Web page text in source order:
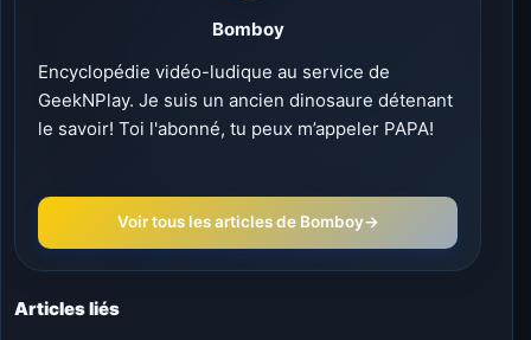
Bomboy
Encyclopédie vidéo-ludique au service de
GeekNPlay. Je suis un ancien dinosaure détenant
le savoir! Toi l'abonné, tu peux m’appeler PAPA!
Voir tous les articles de Bomboy→
Articles liés